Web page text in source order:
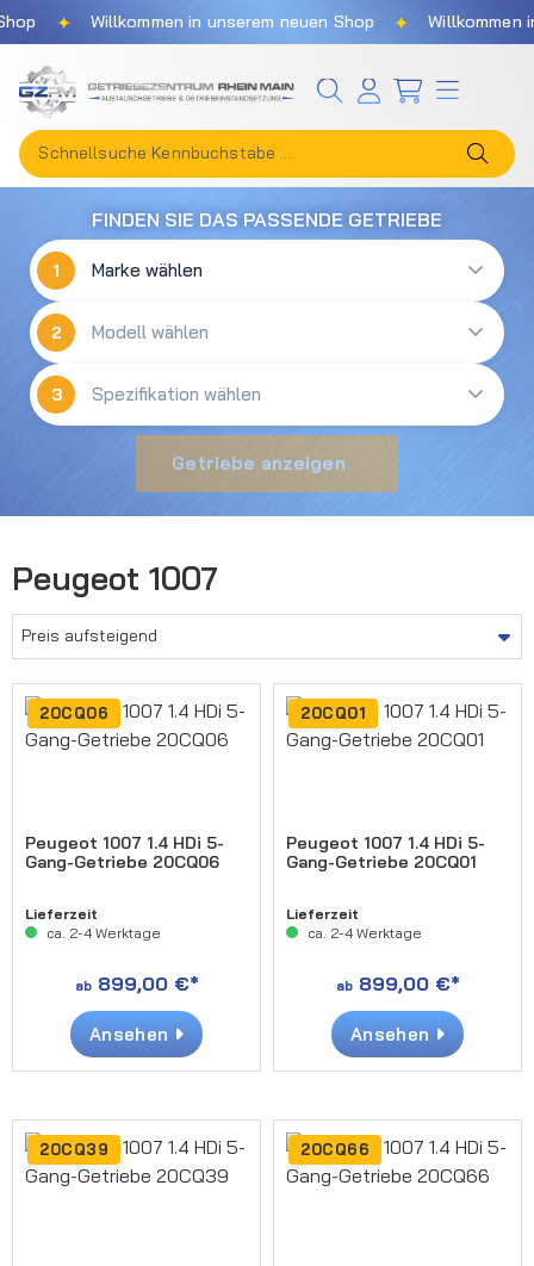
Zum Hauptinhalt springen
Willkommen in unserem neuen Shop Willkommen
FINDEN SIE DAS PASSENDE GETRIEBE
1
2
3
Getriebe anzeigen
Peugeot 1007
20CQ06
Peugeot 1007 1.4 HDi 5-
Gang-Getriebe 20CQ06
Lieferzeit
ca. 2-4 Werktage
ab899,00 €*
Ansehen
20CQ01
Peugeot 1007 1.4 HDi 5-
Gang-Getriebe 20CQ01
Lieferzeit
ca. 2-4 Werktage
ab899,00 €*
Ansehen
20CQ39 20CQ66